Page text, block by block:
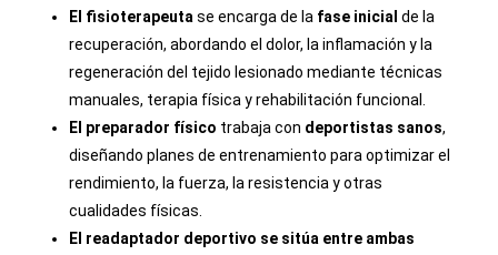
El fisioterapeuta se encarga de la fase inicial de la
recuperación, abordando el dolor, la inflamación y la
regeneración del tejido lesionado mediante técnicas
manuales, terapia física y rehabilitación funcional.
El preparador físico trabaja con deportistas sanos,
diseñando planes de entrenamiento para optimizar el
rendimiento, la fuerza, la resistencia y otras
cualidades físicas.
El readaptador deportivo se sitúa entre ambas